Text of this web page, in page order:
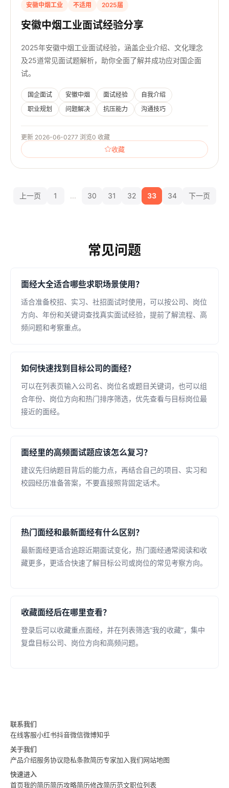
安徽中烟工业 不适用 2025届
安徽中烟工业面试经验分享
2025年安徽中烟工业面试经验，涵盖企业介绍、文化理念
及25道常见面试题解析，助你全面了解并成功应对国企面
试。
国企面试 安徽中烟 面试经验
自我介绍
职业规划
问题解决 抗压能力 沟通技巧
更新 2026-06-0277 浏览0 收藏
收藏
上一页 1 ... 30 31 32 33 34 下一页
常见问题
面经大全适合哪些求职场景使用？
适合准备校招、实习、社招面试时使用，可以按公司、岗位
方向、年份和关键词查找真实面试经验，提前了解流程、高
频问题和考察重点。
如何快速找到目标公司的面经？
可以在列表页输入公司名、岗位名或题目关键词，也可以组
合年份、岗位方向和热门排序筛选，优先查看与目标岗位最
接近的面经。
面经里的高频面试题应该怎么复习？
建议先归纳题目背后的能力点，再结合自己的项目、实习和
校园经历准备答案，不要直接照背固定话术。
热门面经和最新面经有什么区别？
最新面经更适合追踪近期面试变化，热门面经通常阅读和收
藏更多，更适合快速了解目标公司或岗位的常见考察方向。
收藏面经后在哪里查看？
登录后可以收藏重点面经，并在列表筛选“我的收藏”，集中
复盘目标公司、岗位方向和高频问题。
联系我们
在线客服小红书抖音微信微博知乎
关于我们
产品介绍服务协议隐私条款简历专家加入我们网站地图
快速进入
首页我的简历简历攻略简历修改简历范文职位列表